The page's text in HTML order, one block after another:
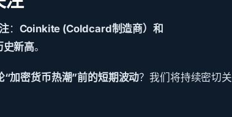
： Coinkite (Coldcard制造商）和
史新高。
“加密货币热潮”前的短期波动？我们将持续密切关